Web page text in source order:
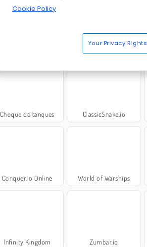
Choque de tanques ClassicSnake.io
Conquer.io Online World of Warships
Infinity Kingdom Zumbar.io
Cookie Policy
Your Privacy Rights